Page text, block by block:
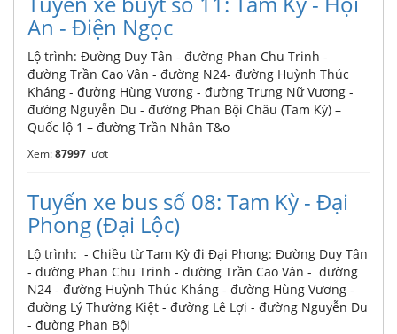
An - Điện Ngọc
Lộ trình: Đường Duy Tân - đường Phan Chu Trinh -
đường Trần Cao Vân - đường N24- đường Huỳnh Thúc
Kháng - đường Hùng Vương - đường Trưng Nữ Vương -
đường Nguyễn Du - đường Phan Bội Châu (Tam Kỳ) –
Quốc lộ 1 – đường Trần Nhân T&o
Xem:87997 lượt
Tuyến xe bus số 08: Tam Kỳ - Đại
Phong (Đại Lộc)
Lộ trình: - Chiều từ Tam Kỳ đi Đại Phong: Đường Duy Tân
- đường Phan Chu Trinh - đường Trần Cao Vân - đường
N24 - đường Huỳnh Thúc Kháng - đường Hùng Vương -
đường Lý Thường Kiệt - đường Lê Lợi - đường Nguyễn Du
- đường Phan Bội